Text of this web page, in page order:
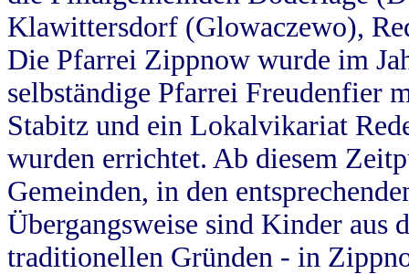
Klawittersdorf (Glowaczewo),
Die Pfarrei Zippnow wurde im
selbständige Pfarrei Freudenfier
Stabitz und ein Lokalvikariat
wurden errichtet. Ab diesem
Gemeinden, in den
Übergangsweise sind Kinder aus
traditionellen Gründen - in